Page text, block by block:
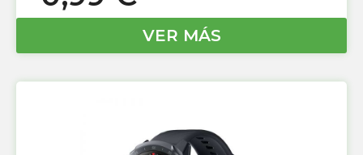
VER MÁS